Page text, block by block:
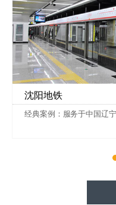
沈阳地铁
经典案例：服务于中国辽